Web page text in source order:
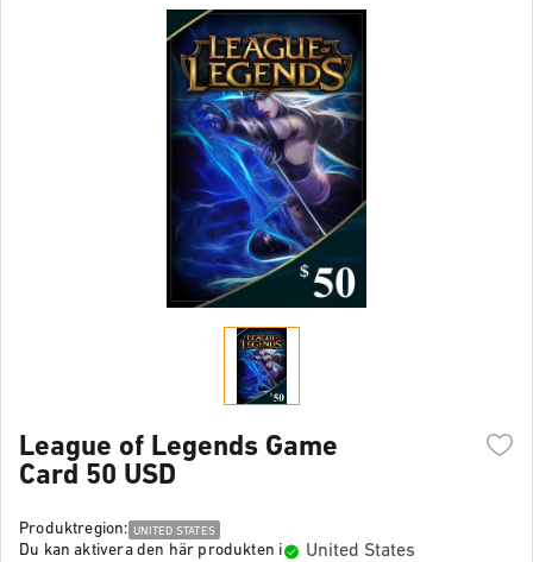
League of Legends Game
Card 50 USD
Produktregion: UNITED STATES
Du kan aktivera den här produkten i United States